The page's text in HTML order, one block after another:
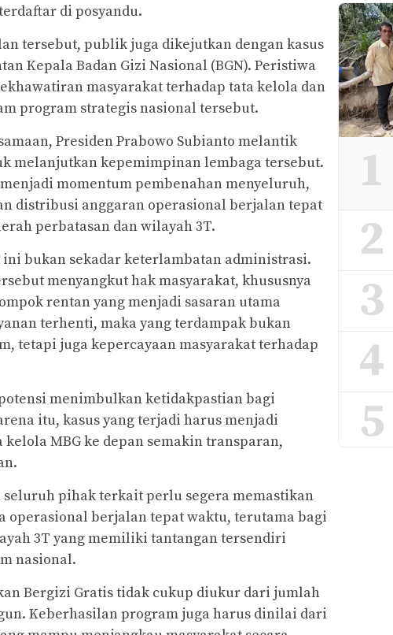
di posyandu.
tersebut, publik juga dikejutkan dengan kasus
Kepala Badan Gizi Nasional (BGN). Peristiwa
masyarakat terhadap tata kelola dan
program strategis nasional tersebut.
Presiden Prabowo Subianto melantik
melanjutkan kepemimpinan lembaga tersebut.
momentum pembenahan menyeluruh,
distribusi anggaran operasional berjalan tepat
perbatasan dan wilayah 3T.
ini bukan sekadar keterlambatan administrasi.
menyangkut hak masyarakat, khususnya
rentan yang menjadi sasaran utama
terhenti, maka yang terdampak bukan
tetapi juga kepercayaan masyarakat terhadap
menimbulkan ketidakpastian bagi
itu, kasus yang terjadi harus menjadi
MBG ke depan semakin transparan,
seluruh pihak terkait perlu segera memastikan
operasional berjalan tepat waktu, terutama bagi
3T yang memiliki tantangan tersendiri
nasional.
Bergizi Gratis tidak cukup diukur dari jumlah
Keberhasilan program juga harus dinilai dari
1
2
3
4
5